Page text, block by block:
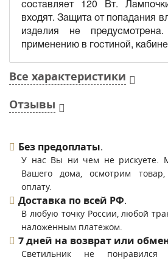
составляет 120 Вт.
входят. Защита от попадания
изделия не
применению в гостиной,
Все характеристики
Отзывы
Без предоплаты.
У нас Вы ни чем не рискуете.
Вашего дома, осмотрим
оплату.
Доставка по всей РФ.
В любую точку России, любой
наложенным платежом.
7 дней на возврат или
Светильник не